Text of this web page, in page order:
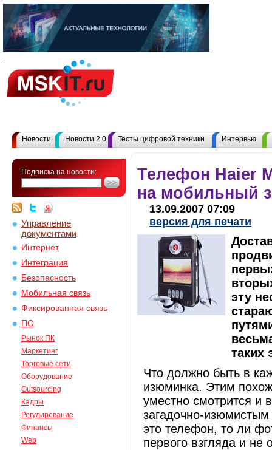
Новости Новости 2.0 Тесты цифровой техники Интервью
Подписка на новости:
Управление
документами
Интернет
Интеграция
Безопасность
Мобильная связь
Фиксированная связь
ПО
Рынок ПК
Маркетинг
Торговые сети
Оборудование
Outsourcing
Кадры
Регулирование
Финансы
Web
Телефон Haier
на мобильный
13.09.2007 07:09
версия для печати
эту
таких
Что должно быть в
изюминка. Этим
уместно смотрится и
загадочно-
это телефон, то ли
первого взгляда и не